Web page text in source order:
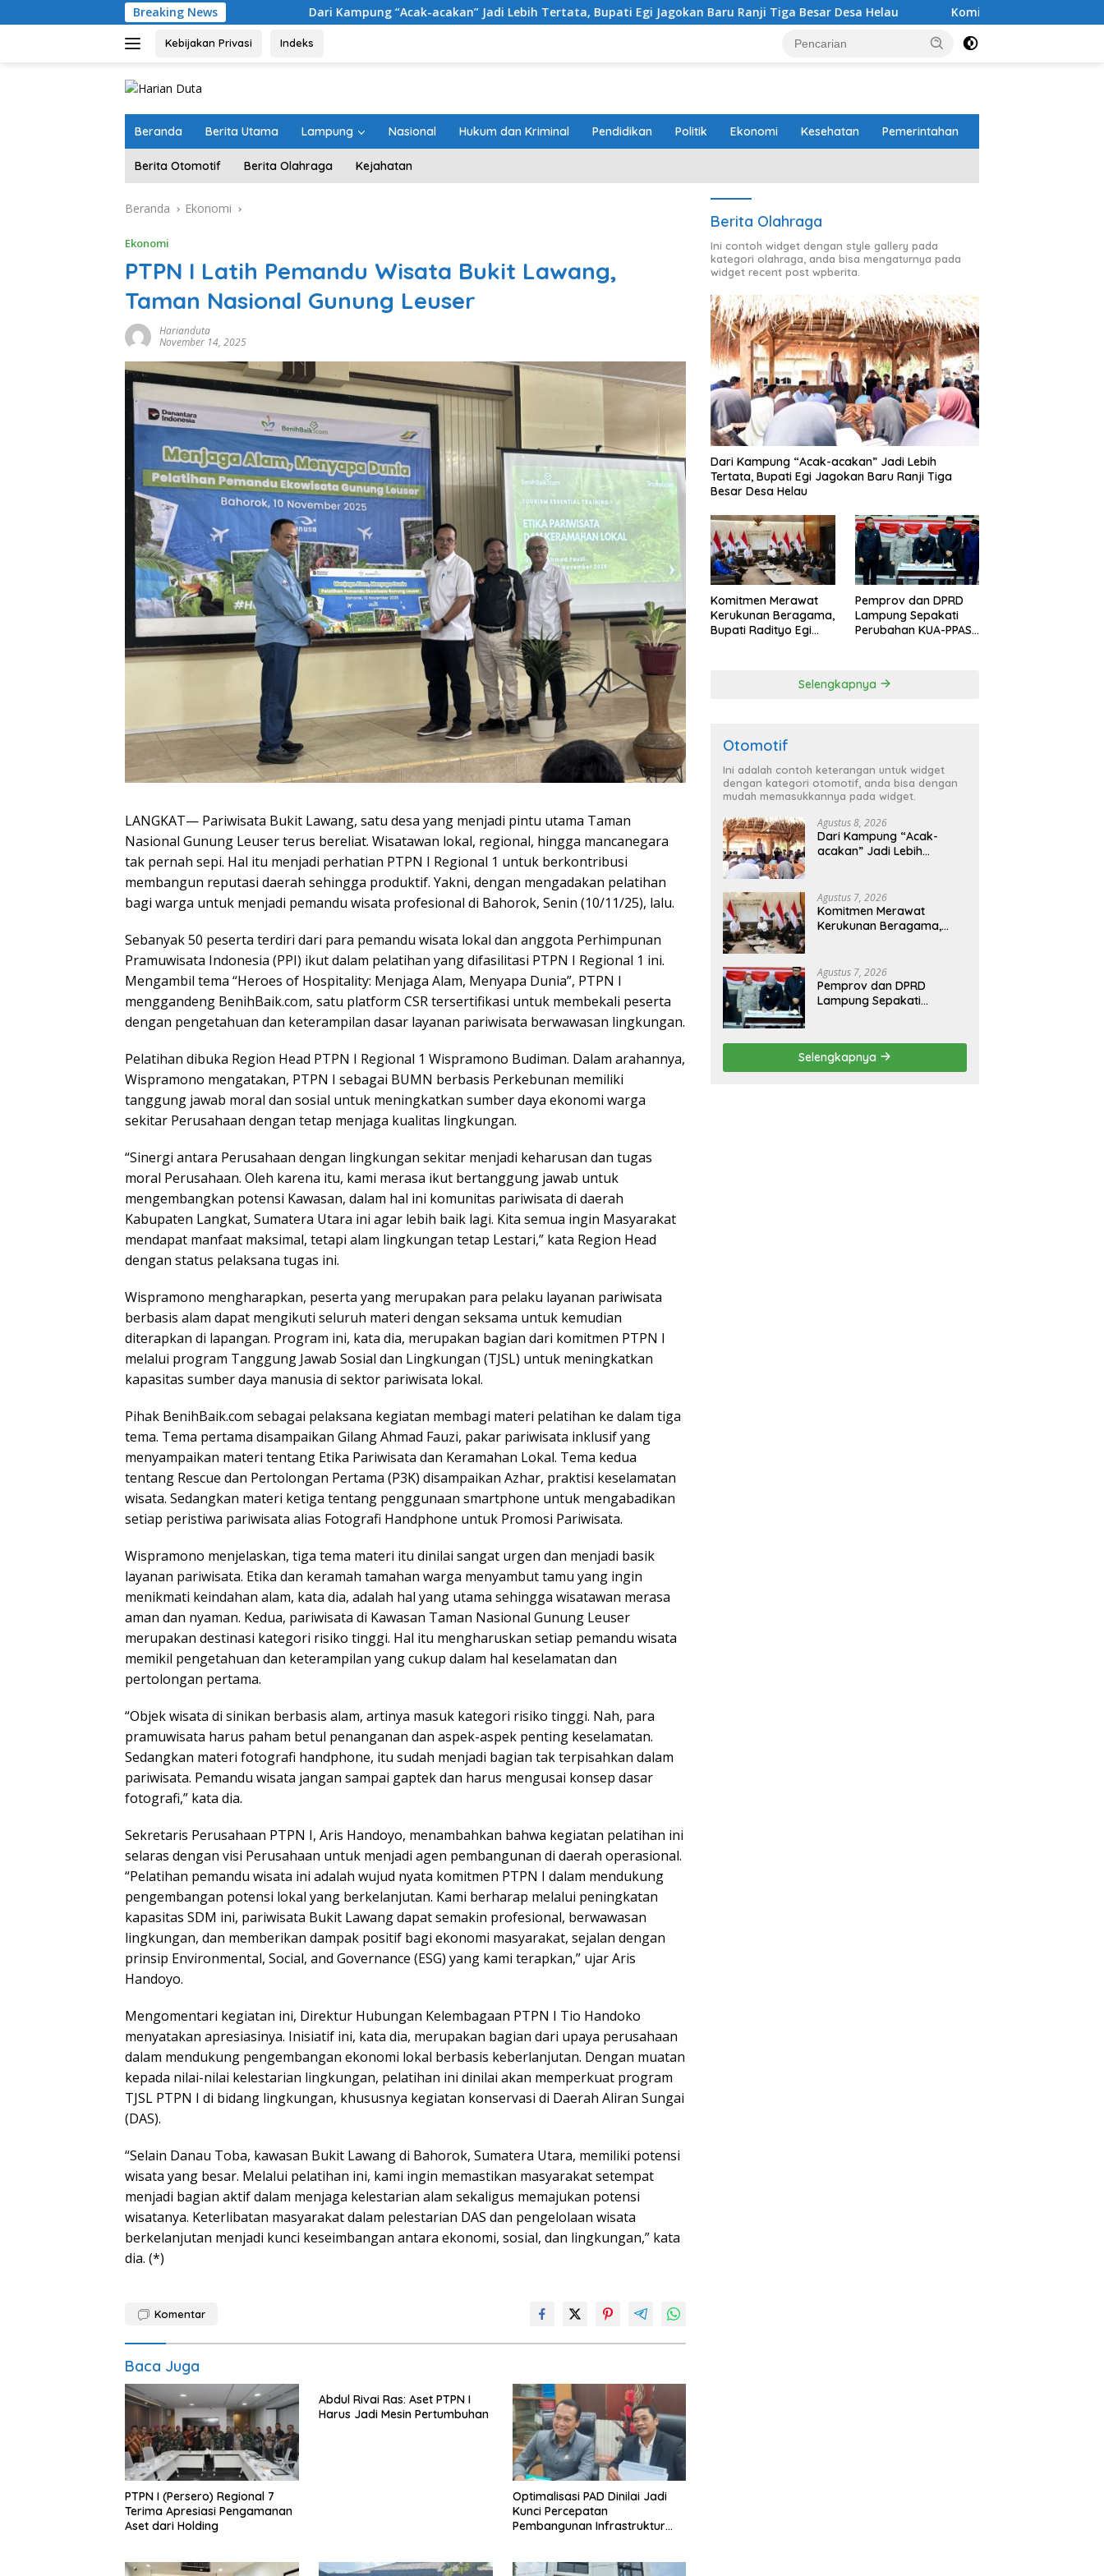
ke
Breaking NewsDari Kampung “Acak-acakan” Jadi Lebih Tertata, Bupati Egi Jagokan Baru Ranji Tiga Besar Desa Helau Komitmen Merawat Kerukunan Beragama,
Kebijakan Privasi Indeks
Beranda Berita Utama Lampung Nasional Hukum dan Kriminal Pendidikan Politik Ekonomi Kesehatan Pemerintahan
Berita Otomotif Berita Olahraga Kejahatan
Beranda Ekonomi
Ekonomi
PTPN I Latih Pemandu Wisata Bukit Lawang,
Taman Nasional Gunung Leuser
Harianduta
November 14, 2025
LANGKAT— Pariwisata Bukit Lawang, satu desa yang menjadi pintu utama Taman
Nasional Gunung Leuser terus bereliat. Wisatawan lokal, regional, hingga mancanegara
tak pernah sepi. Hal itu menjadi perhatian PTPN I Regional 1 untuk berkontribusi
membangun reputasi daerah sehingga produktif. Yakni, dengan mengadakan pelatihan
bagi warga untuk menjadi pemandu wisata profesional di Bahorok, Senin (10/11/25), lalu.
Sebanyak 50 peserta terdiri dari para pemandu wisata lokal dan anggota Perhimpunan
Pramuwisata Indonesia (PPI) ikut dalam pelatihan yang difasilitasi PTPN I Regional 1 ini.
Mengambil tema “Heroes of Hospitality: Menjaga Alam, Menyapa Dunia”, PTPN I
menggandeng BenihBaik.com, satu platform CSR tersertifikasi untuk membekali peserta
dengan pengetahuan dan keterampilan dasar layanan pariwisata berwawasan lingkungan.
Pelatihan dibuka Region Head PTPN I Regional 1 Wispramono Budiman. Dalam arahannya,
Wispramono mengatakan, PTPN I sebagai BUMN berbasis Perkebunan memiliki
tanggung jawab moral dan sosial untuk meningkatkan sumber daya ekonomi warga
sekitar Perusahaan dengan tetap menjaga kualitas lingkungan.
“Sinergi antara Perusahaan dengan lingkungan sekitar menjadi keharusan dan tugas
moral Perusahaan. Oleh karena itu, kami merasa ikut bertanggung jawab untuk
mengembangkan potensi Kawasan, dalam hal ini komunitas pariwisata di daerah
Kabupaten Langkat, Sumatera Utara ini agar lebih baik lagi. Kita semua ingin Masyarakat
mendapat manfaat maksimal, tetapi alam lingkungan tetap Lestari,” kata Region Head
dengan status pelaksana tugas ini.
Wispramono mengharapkan, peserta yang merupakan para pelaku layanan pariwisata
berbasis alam dapat mengikuti seluruh materi dengan seksama untuk kemudian
diterapkan di lapangan. Program ini, kata dia, merupakan bagian dari komitmen PTPN I
melalui program Tanggung Jawab Sosial dan Lingkungan (TJSL) untuk meningkatkan
kapasitas sumber daya manusia di sektor pariwisata lokal.
Pihak BenihBaik.com sebagai pelaksana kegiatan membagi materi pelatihan ke dalam tiga
tema. Tema pertama disampaikan Gilang Ahmad Fauzi, pakar pariwisata inklusif yang
menyampaikan materi tentang Etika Pariwisata dan Keramahan Lokal. Tema kedua
tentang Rescue dan Pertolongan Pertama (P3K) disampaikan Azhar, praktisi keselamatan
wisata. Sedangkan materi ketiga tentang penggunaan smartphone untuk mengabadikan
setiap peristiwa pariwisata alias Fotografi Handphone untuk Promosi Pariwisata.
Wispramono menjelaskan, tiga tema materi itu dinilai sangat urgen dan menjadi basik
layanan pariwisata. Etika dan keramah tamahan warga menyambut tamu yang ingin
menikmati keindahan alam, kata dia, adalah hal yang utama sehingga wisatawan merasa
aman dan nyaman. Kedua, pariwisata di Kawasan Taman Nasional Gunung Leuser
merupakan destinasi kategori risiko tinggi. Hal itu mengharuskan setiap pemandu wisata
memikil pengetahuan dan keterampilan yang cukup dalam hal keselamatan dan
pertolongan pertama.
“Objek wisata di sinikan berbasis alam, artinya masuk kategori risiko tinggi. Nah, para
pramuwisata harus paham betul penanganan dan aspek-aspek penting keselamatan.
Sedangkan materi fotografi handphone, itu sudah menjadi bagian tak terpisahkan dalam
pariwisata. Pemandu wisata jangan sampai gaptek dan harus mengusai konsep dasar
fotografi,” kata dia.
Sekretaris Perusahaan PTPN I, Aris Handoyo, menambahkan bahwa kegiatan pelatihan ini
selaras dengan visi Perusahaan untuk menjadi agen pembangunan di daerah operasional.
“Pelatihan pemandu wisata ini adalah wujud nyata komitmen PTPN I dalam mendukung
pengembangan potensi lokal yang berkelanjutan. Kami berharap melalui peningkatan
kapasitas SDM ini, pariwisata Bukit Lawang dapat semakin profesional, berwawasan
lingkungan, dan memberikan dampak positif bagi ekonomi masyarakat, sejalan dengan
prinsip Environmental, Social, and Governance (ESG) yang kami terapkan,” ujar Aris
Handoyo.
Mengomentari kegiatan ini, Direktur Hubungan Kelembagaan PTPN I Tio Handoko
menyatakan apresiasinya. Inisiatif ini, kata dia, merupakan bagian dari upaya perusahaan
dalam mendukung pengembangan ekonomi lokal berbasis keberlanjutan. Dengan muatan
kepada nilai-nilai kelestarian lingkungan, pelatihan ini dinilai akan memperkuat program
TJSL PTPN I di bidang lingkungan, khususnya kegiatan konservasi di Daerah Aliran Sungai
(DAS).
“Selain Danau Toba, kawasan Bukit Lawang di Bahorok, Sumatera Utara, memiliki potensi
wisata yang besar. Melalui pelatihan ini, kami ingin memastikan masyarakat setempat
menjadi bagian aktif dalam menjaga kelestarian alam sekaligus memajukan potensi
wisatanya. Keterlibatan masyarakat dalam pelestarian DAS dan pengelolaan wisata
berkelanjutan menjadi kunci keseimbangan antara ekonomi, sosial, dan lingkungan,” kata
dia. (*)
Komentar
Baca Juga
PTPN I (Persero) Regional 7
Terima Apresiasi Pengamanan
Aset dari Holding
Abdul Rivai Ras: Aset PTPN I
Harus Jadi Mesin Pertumbuhan
Optimalisasi PAD Dinilai Jadi
Kunci Percepatan
Pembangunan Infrastruktur
Berita Olahraga
Ini contoh widget dengan style gallery pada
kategori olahraga, anda bisa mengaturnya pada
widget recent post wpberita.
Dari Kampung “Acak-acakan” Jadi Lebih
Tertata, Bupati Egi Jagokan Baru Ranji Tiga
Besar Desa Helau
Komitmen Merawat
Kerukunan Beragama,
Bupati Radityo Egi
Pemprov dan DPRD
Lampung Sepakati
Perubahan KUA-PPAS
Selengkapnya
Otomotif
Ini adalah contoh keterangan untuk widget
dengan kategori otomotif, anda bisa dengan
mudah memasukkannya pada widget.
Agustus 8, 2026
Dari Kampung “Acak-
acakan” Jadi Lebih
Besar Desa Helau
Agustus 7, 2026
Komitmen Merawat
Kerukunan Beragama,
Penghargaan dari HKBP
Lampung
Agustus 7, 2026
Pemprov dan DPRD
Lampung Sepakati
Selengkapnya